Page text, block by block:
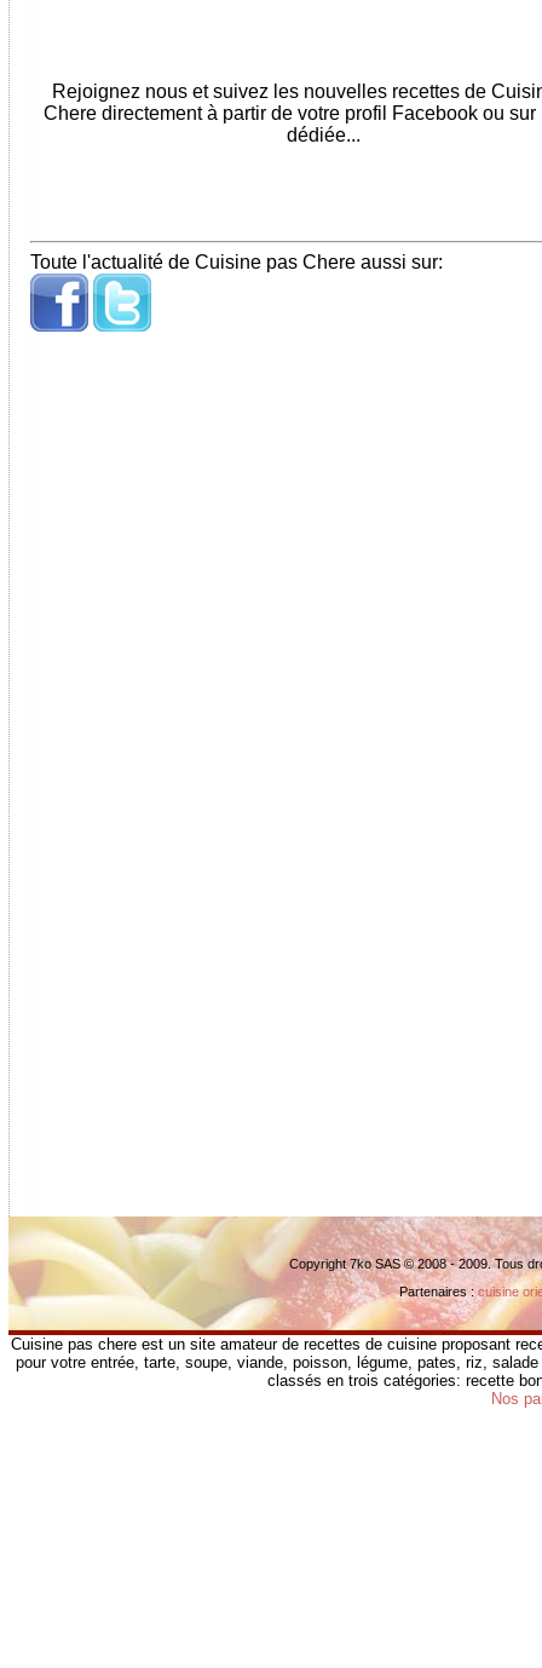
Rejoignez nous et suivez les nouvelles recettes de
Chere directement à partir de votre profil Facebook ou sur
dédiée...
Toute l'actualité de Cuisine pas Chere aussi sur:
Copyright 7ko SAS © 2008 - 2009. Tous
Partenaires :cuisine
Cuisine pas chere est un site amateur de recettes de cuisine proposant
pour votre entrée, tarte, soupe, viande, poisson, légume, pates, riz,
classés en trois catégories: recette
Nos